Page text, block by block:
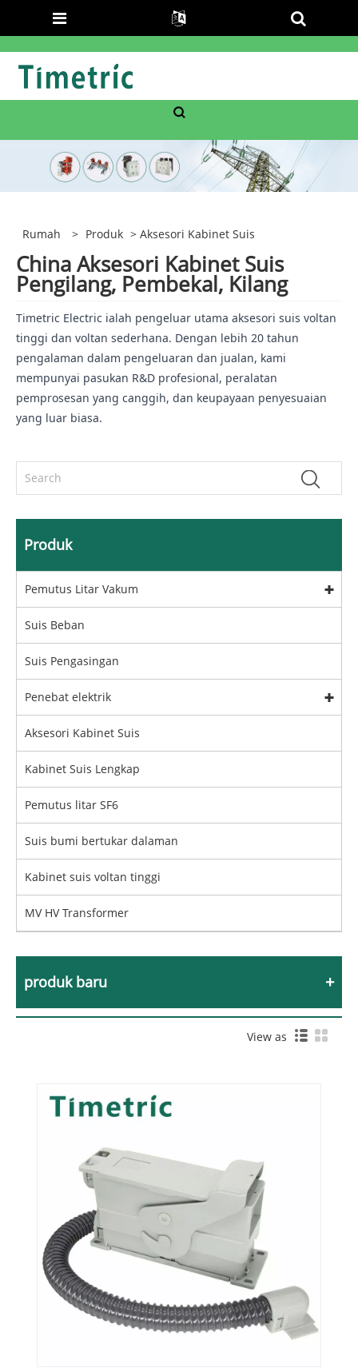
Rumah > Produk > Aksesori Kabinet Suis
China Aksesori Kabinet Suis
Pengilang, Pembekal, Kilang
Timetric Electric ialah pengeluar utama aksesori suis voltan
tinggi dan voltan sederhana. Dengan lebih 20 tahun
pengalaman dalam pengeluaran dan jualan, kami
mempunyai pasukan R&D profesional, peralatan
pemprosesan yang canggih, dan keupayaan penyesuaian
yang luar biasa.
Produk
Pemutus Litar Vakum
Suis Beban
Suis Pengasingan
Penebat elektrik
Aksesori Kabinet Suis
Kabinet Suis Lengkap
Pemutus litar SF6
Suis bumi bertukar dalaman
Kabinet suis voltan tinggi
MV HV Transformer
produk baru
View as